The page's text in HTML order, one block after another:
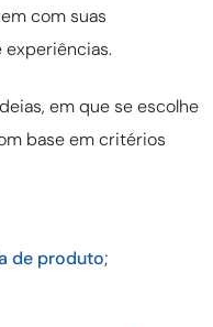
com suas
experiências.
em que se escolhe
base em critérios
de produto;